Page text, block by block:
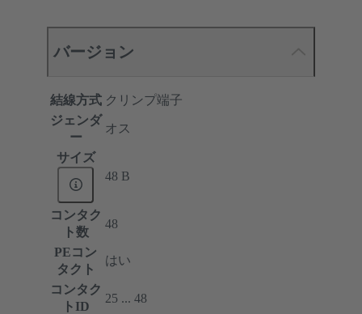
バージョン
結線方式 クリンプ端子
ジェンダ
ー
オス
サイズ
48 B
コンタク
ト数
48
PEコン
タクト
はい
コンタク
トID
25 ... 48